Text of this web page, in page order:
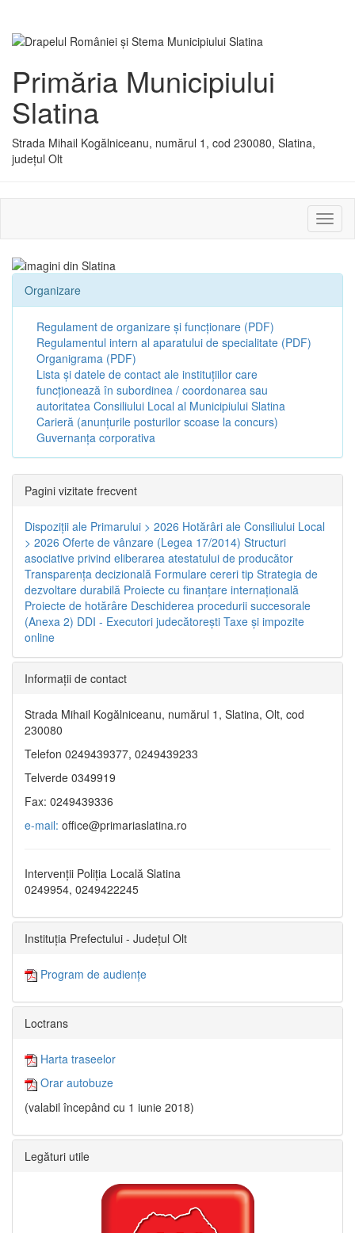
Primăria Municipiului
Slatina
Strada Mihail Kogălniceanu, numărul 1, cod 230080, Slatina,
județul Olt
sau
Organizare
Regulament de organizare și funcționare (PDF)
Regulamentul intern al aparatului de specialitate (PDF)
Organigrama (PDF)
Lista și datele de contact ale instituțiilor care
funcționează în subordinea / coordonarea sau
autoritatea Consiliului Local al Municipiului Slatina
Carieră (anunțurile posturilor scoase la concurs)
Guvernanța corporativa
Pagini vizitate frecvent
Dispoziţii ale Primarului > 2026 Hotărâri ale Consiliului Local
> 2026 Oferte de vânzare (Legea 17/2014) Structuri
asociative privind eliberarea atestatului de producător
Transparenţa decizională Formulare cereri tip Strategia de
dezvoltare durabilă Proiecte cu finanţare internaţională
Proiecte de hotărâre Deschiderea procedurii succesorale
(Anexa 2) DDI - Executori judecătorești Taxe şi impozite
online
Informaţii de contact
Strada Mihail Kogălniceanu, numărul 1, Slatina, Olt, cod
230080
Telefon 0249439377, 0249439233
Telverde 0349919
Fax: 0249439336
e-mail: office@primariaslatina.ro
Intervenții Poliția Locală Slatina
0249954, 0249422245
Instituția Prefectului - Județul Olt
Program de audiențe
Loctrans
Harta traseelor
Orar autobuze
(valabil începând cu 1 iunie 2018)
Legături utile